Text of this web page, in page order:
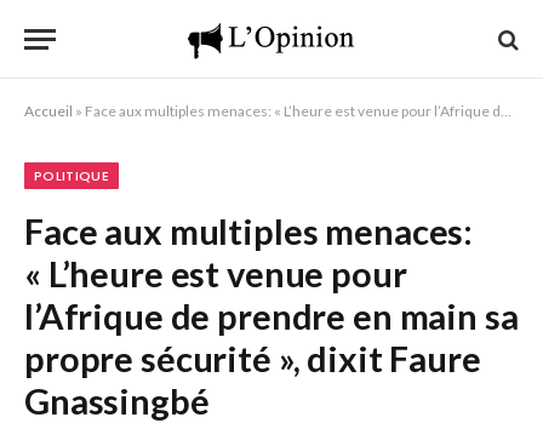
Accueil » Face aux multiples menaces: « L’heure est venue pour l’Afrique de prendre en main sa propre sécurité », dixit Faure Gnassingbé
POLITIQUE
Face aux multiples menaces:
« L’heure est venue pour
l’Afrique de prendre en main sa
propre sécurité », dixit Faure
Gnassingbé